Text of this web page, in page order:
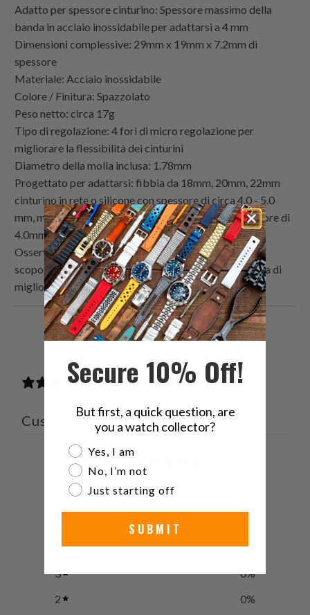
Adatto per spessore cinturino: Spessore massimo della
banda in acciaio inossidabile per adattarsi a 4 mm
Dimensioni complessive: 29mm x 19mm x 7.2mm di
spessore
Materiale: Acciaio inossidabile
Colore / Finitura: Spazzolato
Peso netto: circa 17g
Tipo di regolazione: 4 fori di micro regolazione per
migliorare la flessibilità dei cinturini
Diametro della molla inclusa: 1.78mm
Progettato per adattarsi: fibbia da 18mm, 20mm, 22mm
cinturino in rete o silicone con spessore di circa 4.0 - 5.0
mm, massima banda in acciaio inossidabile con spessore di
4.0mm
Osservazioni: Tutte le immagini mostrate sono solo a
scopo illustrativo. Il prodotto reale può variare a causa di
miglioramenti del prodotto come colori e loghi.
Condividi
su
Twitter
Share
on
Facebook
Condividi
su
Pinterest
Email
to
a
0 reviews
Customer reviews
0 / 5
0%
3
0%
2
0%
Secure 10% Off!
But first, a quick question, are
you a watch collector?
Are you a watch collector?
Yes, I am
No, I’m not
Just starting off
SUBMIT